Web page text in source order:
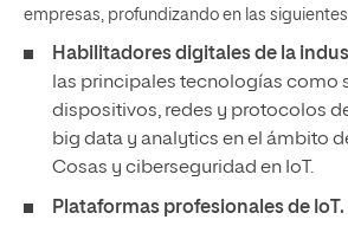
empresas, profundizando en las
Habilitadores digitales de la
las principales tecnologías como
dispositivos, redes y protocolos
big data y analytics en el ámbito
Cosas y ciberseguridad en IoT.
Plataformas profesionales de IoT.